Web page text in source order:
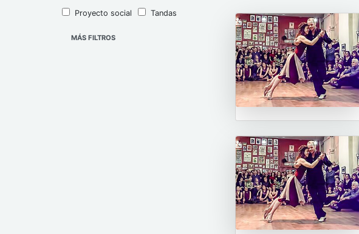
Proyecto social Tandas
MÁS FILTROS